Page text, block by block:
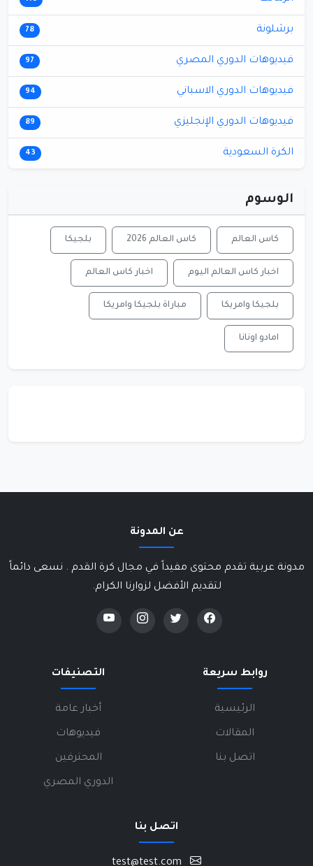
برشلونة 78
فيديوهات الدوري المصري 97
فيديوهات الدوري الاسباني 94
فيديوهات الدوري الإنجليزي 89
الكرة السعودية 43
الوسوم
كاس العالم كاس العالم 2026 بلجيكا
اخبار كاس العالم اليوم اخبار كاس العالم
بلجيكا وامريكا مباراة بلجيكا وامريكا
امادو اونانا
عن المدونة
مدونة عربية تقدم محتوى مفيداً في مجال كرة القدم . نسعى دائماً
لتقديم الأفضل لزوارنا الكرام.
روابط سريعة
الرئيسية
المقالات
اتصل بنا
التصنيفات
أخبار عامة
فيديوهات
المحترفين
الدوري المصري
اتصل بنا